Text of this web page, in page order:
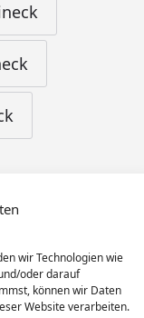
wir Technologien wie
oder darauf
können wir Daten
Website verarbeiten.